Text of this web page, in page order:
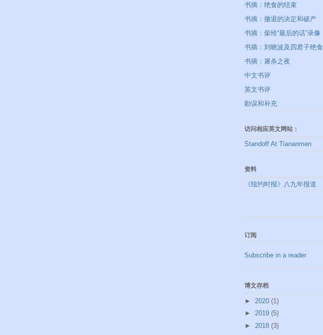
书摘：绝食的结束
书摘：撤退的决定和破产
书摘：柴玲“最后的话”录像
书摘：刘晓波及四君子绝食
书摘：屠杀之夜
中文书评
英文书评
勘误和补充
访问相应英文网站：
Standoff At Tiananmen
资料
《纽约时报》八九年报道
订阅
Subscribe in a reader
博文存档
► 2020 (1)
► 2019 (5)
► 2018 (3)